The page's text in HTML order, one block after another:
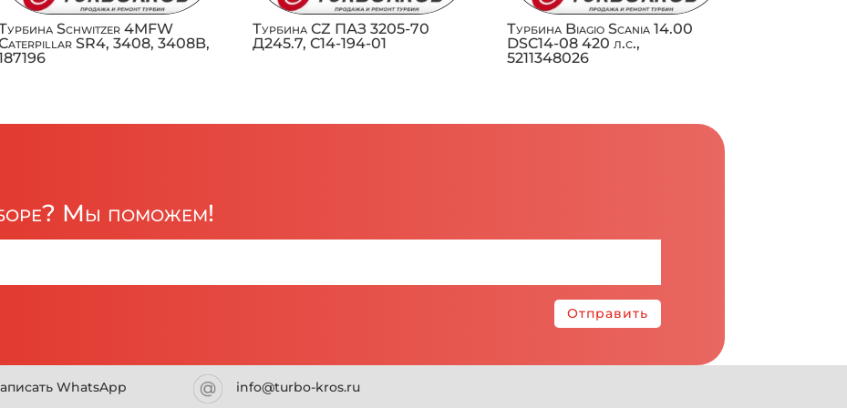
Schwitzer 4MFW
SR4, 3408, 3408B,
Турбина CZ ПАЗ 3205-70
Д245.7, C14-194-01
Турбина Biagio Scania 14.00
DSC14-08 420 л.с.,
5211348026
Мы поможем!
Отправить
WhatsApp info@turbo-kros.ru